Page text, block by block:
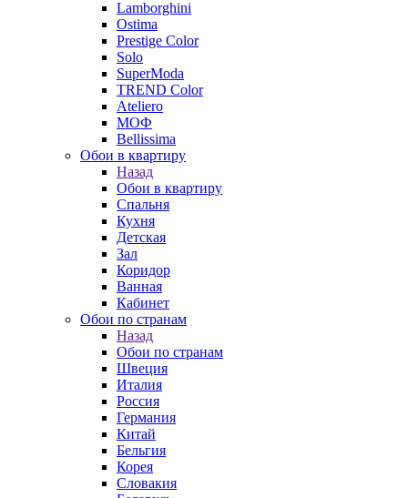
Lamborghini
Ostima
Prestige Color
Solo
SuperModa
TREND Color
Ateliero
МОФ
Bellissima
Обои в квартиру
Назад
Обои в квартиру
Спальня
Кухня
Детская
Зал
Коридор
Ванная
Кабинет
Обои по странам
Назад
Обои по странам
Швеция
Италия
Россия
Германия
Китай
Бельгия
Корея
Словакия